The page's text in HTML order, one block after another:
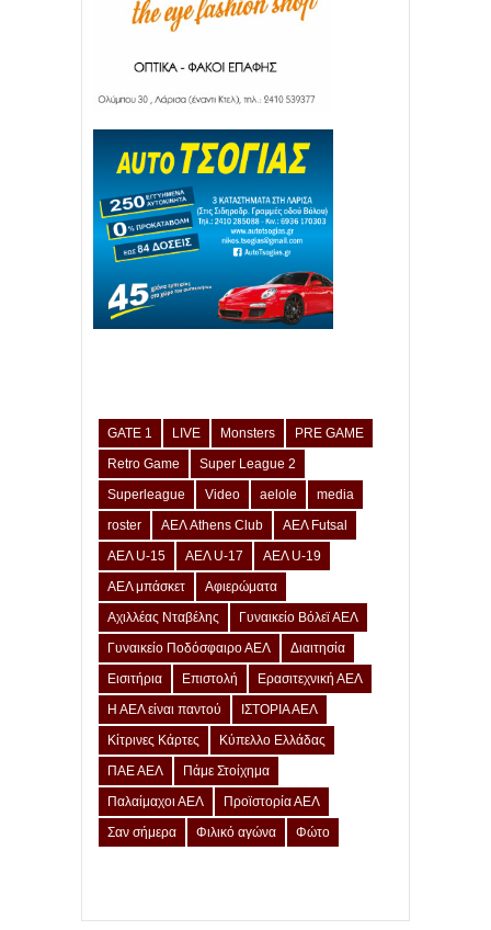
GATE 1 LIVE Monsters
PRE GAME
Retro Game
Super League 2
Superleague
Video aelole
media
roster
ΑΕΛ Athens Club
ΑΕΛ Futsal
ΑΕΛ U-15
ΑΕΛ U-17
ΑΕΛ U-19
ΑΕΛ μπάσκετ
Αφιερώματα
Αχιλλέας Νταβέλης
Γυναικείο Βόλεϊ ΑΕΛ
Γυναικείο Ποδόσφαιρο ΑΕΛ
Διαιτησία
Εισιτήρια
Επιστολή
Ερασιτεχνική ΑΕΛ
Η ΑΕΛ είναι παντού
ΙΣΤΟΡΙΑ ΑΕΛ
Κίτρινες Κάρτες
Κύπελλο Ελλάδας
ΠΑΕ ΑΕΛ
Πάμε Στοίχημα
Παλαίμαχοι ΑΕΛ
Προϊστορία ΑΕΛ
Σαν σήμερα
Φιλικό αγώνα Φώτο